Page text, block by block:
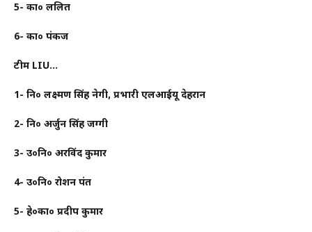
5- का० ललित
6- का० पंकज
टीम LIU…
1- नि० लक्ष्मण सिंह नेगी, प्रभारी एलआईयू देहरादून
2- नि० अर्जुन सिंह जग्गी
3- उ०नि० अरविंद कुमार
4- उ०नि० रोशन पंत
5- हे०का० प्रदीप कुमार